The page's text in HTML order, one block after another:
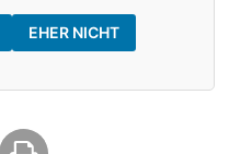
EHER NICHT